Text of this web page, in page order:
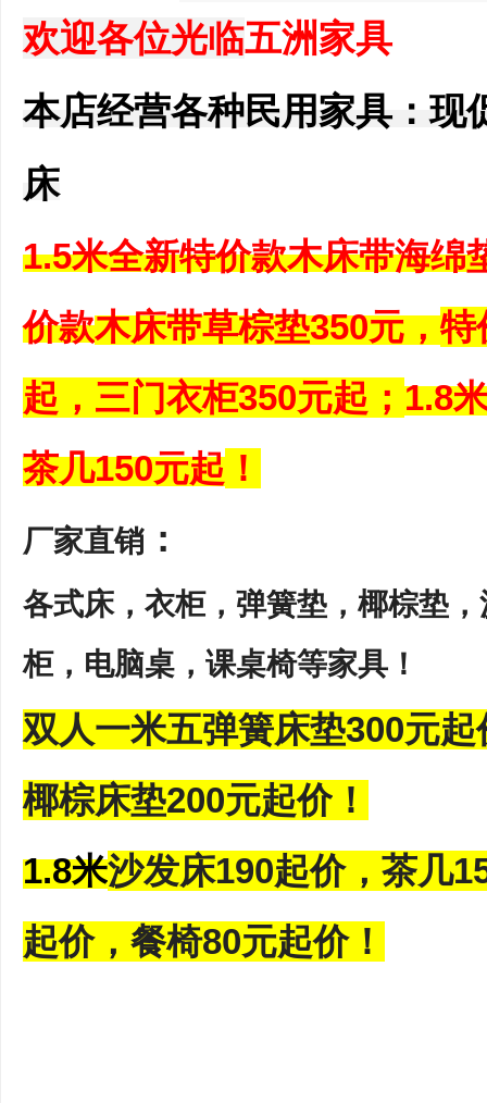
欢迎各位光临五洲家具
本店经营各种民用家具：现
床
1.5米全新特价款木床带海绵
价款木床带草棕垫350元，特
起，三门衣柜350元起； 1.8
茶几150元起 ！
厂家直销 ：
各式床，衣柜，弹簧垫，椰棕垫
柜，电脑桌，课桌椅等家具！
双人一米五弹簧床垫300元
椰棕床垫200元起价 ！
1.8米沙发床190起价，茶几
起价，餐椅80元起价！